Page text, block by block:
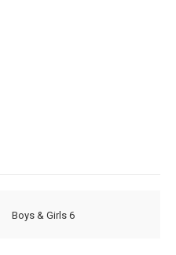
Boys & Girls 6